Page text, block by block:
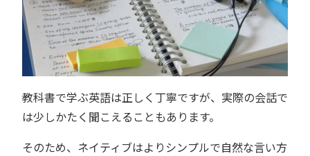
教科書で学ぶ英語は正しく丁寧ですが、実際の会話で
は少しかたく聞こえることもあります。
そのため、ネイティブはよりシンプルで自然な言い方